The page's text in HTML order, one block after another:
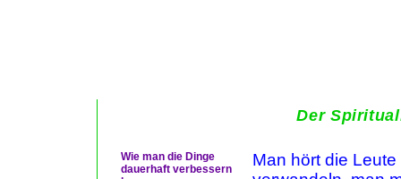
Der
Wie man die Dinge
dauerhaft verbessern
Man hört die